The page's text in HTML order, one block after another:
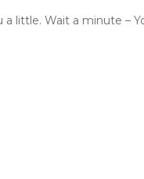
little. Wait a minute –